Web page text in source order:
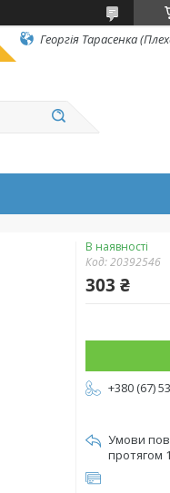
Георгія Тарасенка
В наявності
Код:20392546
303 ₴
+380 (67)
протягом